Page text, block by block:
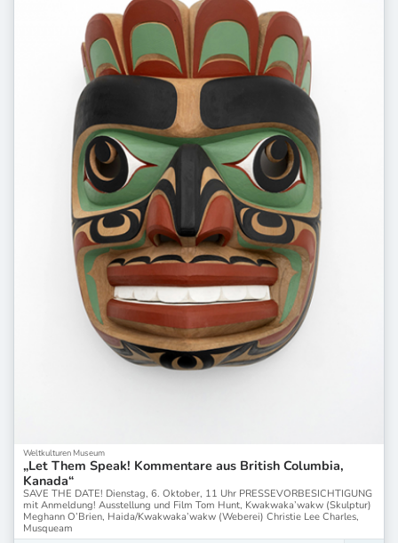
Georg Kolbe Museum Berlin
Glyptothek München
Graz Museum
GrazMuseum
Gropius Bau
Gustav-Lübcke-Museum
Günter Grass-Haus Lübeck
H4 Media Museum Berlin
HALLE FÜR KUNST Steiermark
HEK Haus der Elektronischen Künste
Hamburger Bahnhof/ Berlin
Hamburger Bahnhof Berlin
Hamburger Kunsthalle
Haus Esters Krefeld
Haus am Lützowplatz
Haus am Waldsee/ Berlin
Haus der Kunst
Haus der Kunst München
Haus der Kunst Nordgalerie München
Horst-Janssen-Museum
Humboldt Forum im Berliner Schloss
IKOB-Museum für Zeitgenössische Kunst
Jüdisches Museum Wien
K20
K21 Düsseldorf
K21 Kunstsammlung Nordrhein-Westfalen Düsseldorf
Kai10
Kaiser Wilhelm Museum Kunst
Weltkulturen Museum
„Let Them Speak! Kommentare aus British Columbia,
Kanada“
SAVE THE DATE! Dienstag, 6. Oktober, 11 Uhr PRESSEVORBESICHTIGUNG
mit Anmeldung! Ausstellung und Film Tom Hunt, Kwakwaka’wakw (Skulptur)
Meghann O’Brien, Haida/Kwakwaka’wakw (Weberei) Christie Lee Charles,
Musqueam